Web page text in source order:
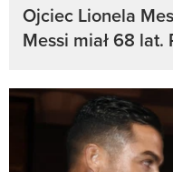
Ojciec Lionela
Messi miał 68